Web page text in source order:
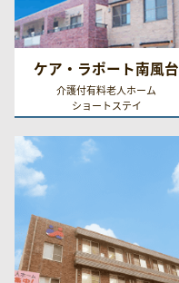
ケア・ラポート南風台
介護付有料老人ホーム
ショートステイ